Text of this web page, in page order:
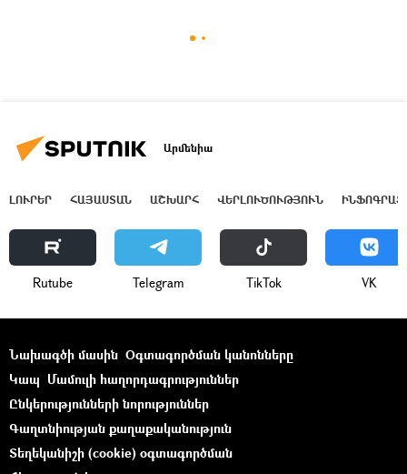
Արմենիա
ԼՈՒՐԵՐ ՀԱՅԱՍՏԱՆ ԱՇԽԱՐՀ ՎԵՐԼՈՒԾՈՒԹՅՈՒՆ
Rutube Telegram ТikТоk VK
Նախագծի մասին Օգտագործման կանոնները
Կապ Մամուլի հաղորդագրություններ
Ընկերությունների նորություններ
Գաղտնիության քաղաքականություն
Տեղեկանիշի (cookie) օգտագործման